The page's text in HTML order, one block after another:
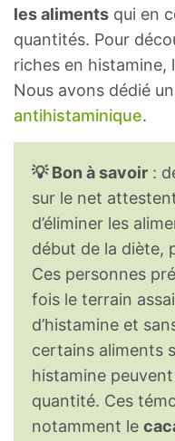
les aliments qui en
quantités. Pour
riches en histamine,
Nous avons dédié
antihistaminique.
💡 Bon à savoir :
sur le net
d’éliminer les
début de la diète,
Ces personnes
fois le terrain
d’histamine et
certains aliments
histamine
quantité. Ces
notamment le